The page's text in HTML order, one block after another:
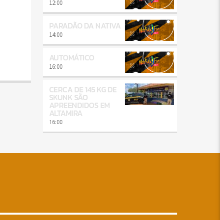
12:00
PARADÃO DA NATIVA
14:00
AUTOMÁTICO
16:00
CERCA DE 145 KG DE
SKUNK SÃO
APREENDIDOS EM
ALTAMIRA
16:00